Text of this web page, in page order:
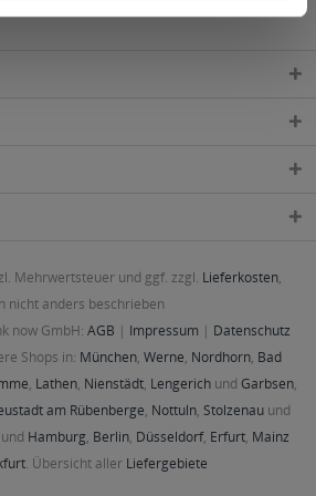
Mehrwertsteuer und ggf. zzgl. Lieferkosten,
nicht anders beschrieben
now GmbH: AGB | Impressum | Datenschutz
Shops in: München, Werne, Nordhorn, Bad
, Lathen, Nienstädt, Lengerichund Garbsen,
am Rübenberge, Nottuln, Stolzenau und
und Hamburg, Berlin, Düsseldorf, Erfurt, Mainz
. Übersicht aller Liefergebiete